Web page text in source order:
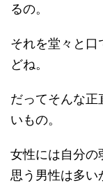
るの。
それを堂々と口
どね。
だってそんな正
いもの。
女性には自分の
思う男性は多い